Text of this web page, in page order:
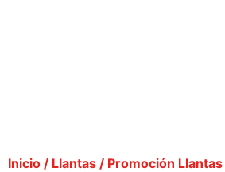
Inicio / Llantas / Promoción Llantas